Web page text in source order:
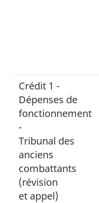
Crédit 1 -
Dépenses de
fonctionnement
-
Tribunal des
anciens
combattants
(révision
et appel)